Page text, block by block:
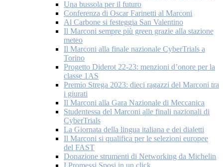
Una bussola per il futuro
Conferenza di Oscar Farinetti al Marconi
Al Carbone si festeggia San Valentino
Il Marconi sempre più green grazie alla stazione
meteo
Il Marconi alla finale nazionale CyberTrials a
Torino
Progetto Diderot 22-23: menzioni d’onore per la
classe 1AS
Premio Strega 2023: dieci ragazzi del Marconi tra
i giurati
Il Marconi alla Gara Nazionale di Meccanica
Studentessa del Marconi alle finali nazionali di
CyberTrials
La Giornata della lingua italiana e dei dialetti
Il Marconi si qualifica per le selezioni europee
del FAST
Donazione strumenti di Networking da Michelin